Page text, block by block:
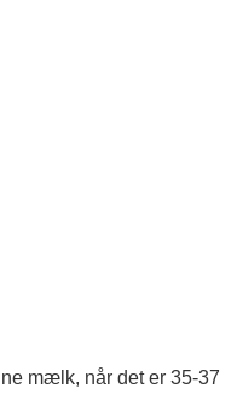
mælk, når det er 35-37